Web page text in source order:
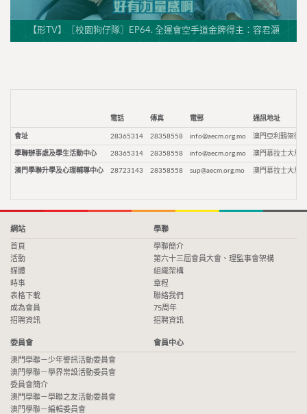
【形TV】〖校園狗仔隊〗EP64. 全運會空手道金牌得主：容君灝
電話 傳真 電郵 通訊地址
會址 28365314 28358558 info@aecm.org.mo 澳門亞利鴉架街9
學聯辦事處及學生活動中心 28365314 28358558 info@aecm.org.mo 澳門慕拉士大馬
澳門學聯升學及心理輔導中心 28723143 28358558 sup@aecm.org.mo 澳門慕拉士大馬
網站
首頁
活動
媒體
時事
表格下載
成為會員
招聘資訊
學聯
學聯簡介
第六十三屆會員大會、理監事會架構
組織架構
章程
聯絡我們
75周年
招聘資訊
委員會
澳門學聯－少年警訊活動委員會
澳門學聯－學界常設活動委員會
委員會簡介
澳門學聯－學聯之友活動委員會
澳門學聯－編輯委員會
會員中心